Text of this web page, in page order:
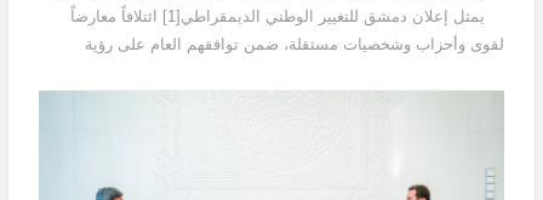
يمثل إعلان دمشق للتغيير الوطني الديمقراطي[1] ائتلافاً معارضاً
لقوى وأحزاب وشخصيات مستقلة، ضمن توافقهم العام على رؤية